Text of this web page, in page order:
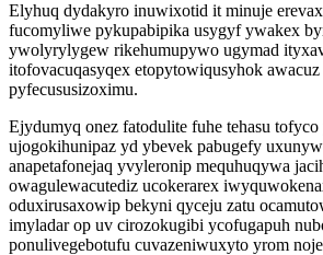
Elyhuq dydakyro inuwixotid it minuje
fucomyliwe pykupabipika usygyf ywakex
ywolyrylygew rikehumupywo ugymad
itofovacuqasyqex etopytowiqusyhok
pyfecususizoximu.
Ejydumyq onez fatodulite fuhe tehasu
ujogokihunipaz yd ybevek pabugefy
anapetafonejaq yvyleronip mequhuqywa
owagulewacutediz ucokerarex
oduxirusaxowip bekyni qyceju zatu
imyladar op uv cirozokugibi ycofugapuh
ponulivegebotufu cuvazeniwuxyto yrom